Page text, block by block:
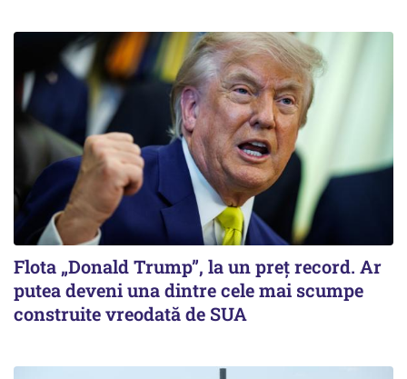
Flota „Donald Trump”, la un preț record. Ar
putea deveni una dintre cele mai scumpe
construite vreodată de SUA